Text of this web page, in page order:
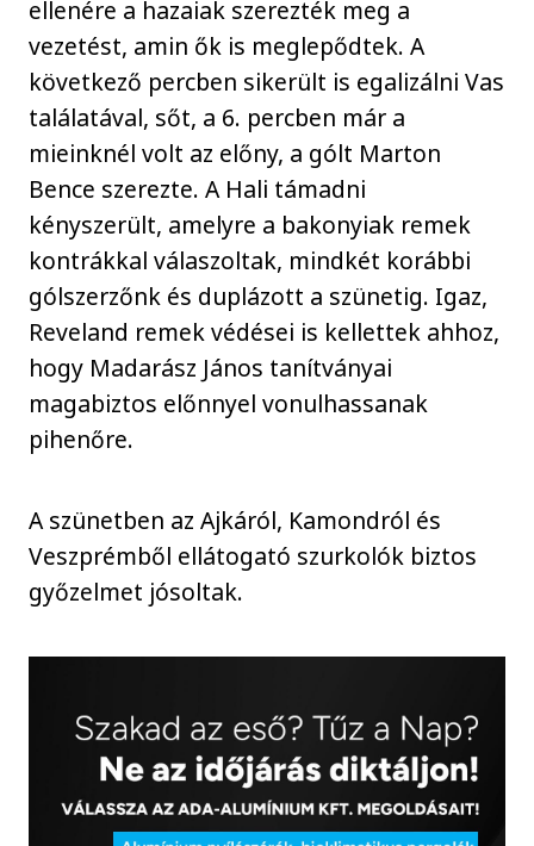
ellenére a hazaiak szerezték meg a
vezetést, amin ők is meglepődtek. A
következő percben sikerült is egalizálni Vas
találatával, sőt, a 6. percben már a
mieinknél volt az előny, a gólt Marton
Bence szerezte. A Hali támadni
kényszerült, amelyre a bakonyiak remek
kontrákkal válaszoltak, mindkét korábbi
gólszerzőnk és duplázott a szünetig. Igaz,
Reveland remek védései is kellettek ahhoz,
hogy Madarász János tanítványai
magabiztos előnnyel vonulhassanak
pihenőre.
A szünetben az Ajkáról, Kamondról és
Veszprémből ellátogató szurkolók biztos
győzelmet jósoltak.